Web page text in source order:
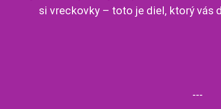
si vreckovky – toto je diel, ktorý vás
---